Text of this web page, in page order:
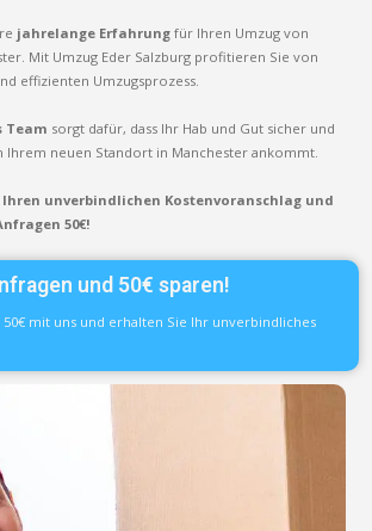
jahrelange Erfahrung für Ihren Umzug von
Mit Umzug Eder Salzburg profitieren Sie von
effizienten Umzugsprozess.
Team sorgt dafür, dass Ihr Hab und Gut sicher und
Ihrem neuen Standort in Manchester ankommt.
unverbindlichen Kostenvoranschlag und
50€!
und 50€ sparen!
50€ mit uns und erhalten Sie Ihr unverbindliches